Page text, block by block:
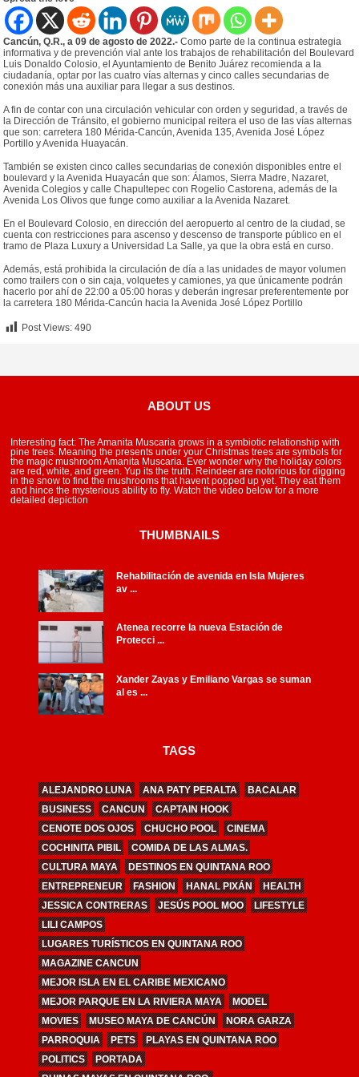
Cancún, Q.R., a 09 de agosto de 2022.- Como parte de la continua estrategia
informativa y de prevención vial ante los trabajos de rehabilitación del Boulevard
Luis Donaldo Colosio, el Ayuntamiento de Benito Juárez recomienda a la
ciudadanía, optar por las cuatro vías alternas y cinco calles secundarias de
conexión más una auxiliar para llegar a sus destinos.
A fin de contar con una circulación vehicular con orden y seguridad, a través de
la Dirección de Tránsito, el gobierno municipal reitera el uso de las vías alternas
que son: carretera 180 Mérida-Cancún, Avenida 135, Avenida José López
Portillo y Avenida Huayacán.
También se existen cinco calles secundarias de conexión disponibles entre el
boulevard y la Avenida Huayacán que son: Álamos, Sierra Madre, Nazaret,
Avenida Colegios y calle Chapultepec con Rogelio Castorena, además de la
Avenida Los Olivos que funge como auxiliar a la Avenida Nazaret.
En el Boulevard Colosio, en dirección del aeropuerto al centro de la ciudad, se
cuenta con restricciones para ascenso y descenso de transporte público en el
tramo de Plaza Luxury a Universidad La Salle, ya que la obra está en curso.
Además, está prohibida la circulación de día a las unidades de mayor volumen
como trailers con o sin caja, volquetes y camiones, ya que únicamente podrán
hacerlo por ahí de 22:00 a 05:00 horas y deberán ingresar preferentemente por
la carretera 180 Mérida-Cancún hacia la Avenida José López Portillo
Post Views: 490
ABOUT US
Interesting fact: The Amanita Muscaria grows in a symbiotic relationship with
pine trees. Meaning the presents under your Christmas trees are symbols for
the magic mushroom Amanita Muscaria. Ever wonder why the holiday colors
are red, white, and green. Yup its the truth. Reindeer are notorious for digging
in the snow to find the mushrooms that havent popped up yet. They eat them
and hince the mysterious ability to fly. Watch the video below for a more
detailed depiction
THUMBNAILS
Rehabilitación de avenida en Isla Mujeres
av ...
Atenea recorre la nueva Estación de
Protecci ...
Xander Zayas y Emiliano Vargas se suman
al es ...
TAGS
ALEJANDRO LUNA ANA PATY PERALTA
BACALAR
BUSINESS
CANCUN
CAPTAIN HOOK
CENOTE DOS OJOS
CHUCHO POOL
CINEMA
COCHINITA PIBIL
COMIDA DE LAS ALMAS.
CULTURA MAYA
DESTINOS EN QUINTANA ROO
ENTREPRENEUR
FASHION HANAL PIXÁN
HEALTH
JESSICA CONTRERAS
JESÚS POOL MOO
LIFESTYLE
LILI CAMPOS
LUGARES TURÍSTICOS EN QUINTANA ROO
MAGAZINE CANCUN
MEJOR ISLA EN EL CARIBE MEXICANO
MEJOR PARQUE EN LA RIVIERA MAYA
MODEL
MOVIES
MUSEO MAYA DE CANCÚN
NORA GARZA
PARROQUIA
PETS
PLAYAS EN QUINTANA ROO
POLITICS
PORTADA